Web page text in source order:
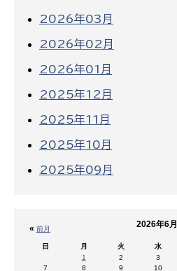
2026年03月
2026年02月
2026年01月
2025年12月
2025年11月
2025年10月
2025年09月
« 前月 2026年6月
日 月 火 水
1
2 3
7
8 9 10